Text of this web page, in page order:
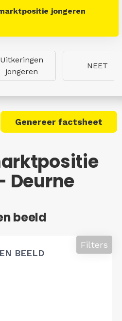
jongeren
Uitkeringen
jongeren
NEET
Genereer factsheet
Deurne
beeld
BEELD
Filters